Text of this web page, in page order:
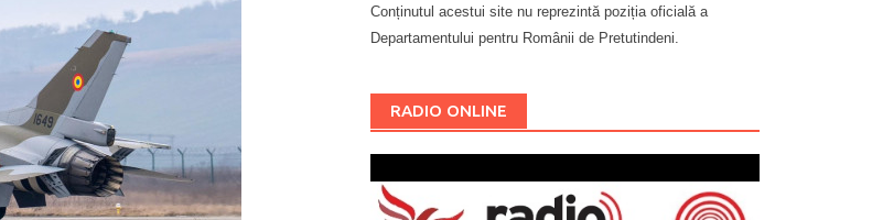
Conținutul acestui site nu reprezintă poziția oficială a
Departamentului pentru Românii de Pretutindeni.
RADIO ONLINE